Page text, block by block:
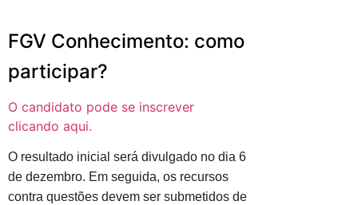
FGV Conhecimento: como
participar?
O candidato pode se inscrever
clicando aqui.
O resultado inicial será divulgado no dia 6
de dezembro. Em seguida, os recursos
contra questões devem ser submetidos de